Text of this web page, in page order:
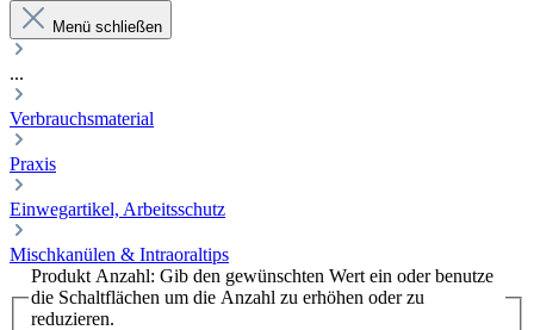
Menü schließen
...
Verbrauchsmaterial
Praxis
Einwegartikel, Arbeitsschutz
Mischkanülen & Intraoraltips
Produkt Anzahl: Gib den gewünschten Wert ein oder benutze
die Schaltflächen um die Anzahl zu erhöhen oder zu
reduzieren.